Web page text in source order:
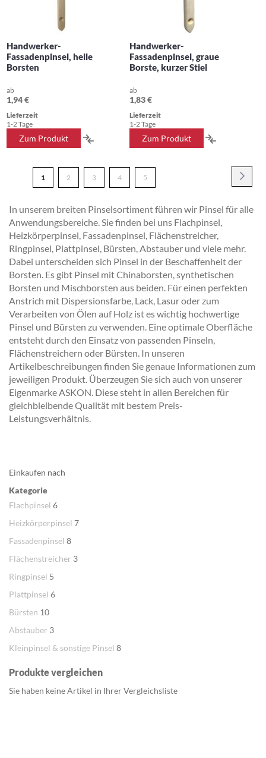
Handwerker-
Fassadenpinsel, helle
Borsten
ab
1,94 €
Lieferzeit
1-2 Tage
Zum Produkt
HINZUFÜGEN
Handwerker-
Fassadenpinsel, graue
Borste, kurzer Stiel
ab
1,83 €
Lieferzeit
1-2 Tage
Zum Produkt
Seite
Sie
gerade
1 Seite
2 Seite
3 Seite
4 Seite
5
In unserem breiten Pinselsortiment führen wir Pinsel für alle
Anwendungsbereiche. Sie finden bei uns Flachpinsel,
Heizkörperpinsel, Fassadenpinsel, Flächenstreicher,
Ringpinsel, Plattpinsel, Bürsten, Abstauber und viele mehr.
Dabei unterscheiden sich Pinsel in der Beschaffenheit der
Borsten. Es gibt Pinsel mit Chinaborsten, synthetischen
Borsten und Mischborsten aus beiden. Für einen perfekten
Anstrich mit Dispersionsfarbe, Lack, Lasur oder zum
Verarbeiten von Ölen auf Holz ist es wichtig hochwertige
Pinsel und Bürsten zu verwenden. Eine optimale Oberfläche
entsteht durch den Einsatz von passenden Pinseln,
Flächenstreichern oder Bürsten. In unseren
Artikelbeschreibungen finden Sie genaue Informationen zum
jeweiligen Produkt. Überzeugen Sie sich auch von unserer
Eigenmarke ASKON. Diese steht in allen Bereichen für
gleichbleibende Qualität mit bestem Preis-
Leistungsverhältnis.
Einkaufen nach
Kategorie
Flachpinsel 6
Heizkörperpinsel 7
Fassadenpinsel 8
Flächenstreicher 3
Ringpinsel 5
Plattpinsel 6
Bürsten 10
Abstauber 3
Kleinpinsel & sonstige Pinsel 8
Produkte vergleichen
Sie haben keine Artikel in Ihrer Vergleichsliste